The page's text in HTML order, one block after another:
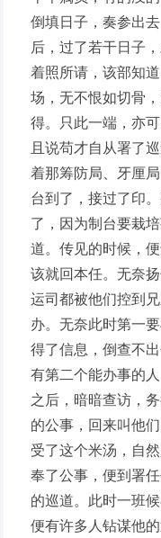
倒填日子，奏参出
后，过了若干日子
着照所请，该部知
场，无不恨如切骨
得。只此一端，亦
且说苟才自从署了
着那筹防局、牙厘
台到了，接过了印
了，因为制台要栽
道。传见的时候，
该就回本任。无奈
运司都被他们控到
办。无奈此时第一
得了信息，倒查不
有第二个能办事的
之后，暗暗查访，
的公事，回来叫他
受了这个米汤，自
奉了公事，便到署
的巡道。此时一班
便有许多人钻谋他